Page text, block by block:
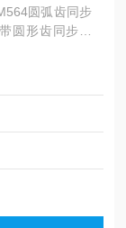
圆弧齿同步
圆形齿同步带